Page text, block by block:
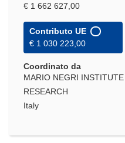
€ 1 662 627,00
Contributo UE
€ 1 030 223,00
Coordinato da
MARIO NEGRI
RESEARCH
Italy